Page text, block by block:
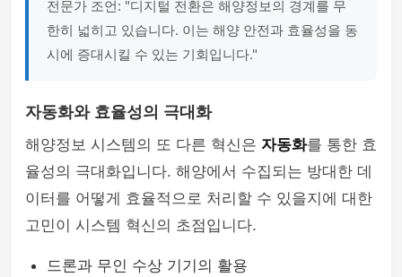
전문가 조언: "디지털 전환은 해양정보의 경계를 무
한히 넓히고 있습니다. 이는 해양 안전과 효율성을 동
시에 증대시킬 수 있는 기회입니다."
자동화와 효율성의 극대화
해양정보 시스템의 또 다른 혁신은 자동화를 통한 효
율성의 극대화입니다. 해양에서 수집되는 방대한 데
이터를 어떻게 효율적으로 처리할 수 있을지에 대한
고민이 시스템 혁신의 초점입니다.
드론과 무인 수상 기기의 활용